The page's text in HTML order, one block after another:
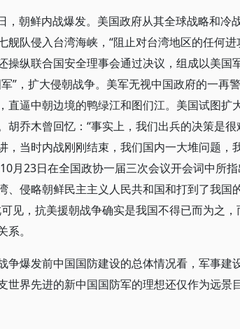
，朝鲜内战爆发。美国政府从其全球战略和冷
舰队侵入台湾海峡，“阻止对台湾地区的任何
操纵联合国安全理事会通过决议，组成以美国
”，扩大侵朝战争。美军无视中国政府的一再
直逼中朝边境的鸭绿江和图们江。美国试图扩
胡乔木曾回忆：“事实上，我们出兵的决策是
，当时内战刚刚结束，我们国内一大堆问题，
月23日在全国政协一届三次会议开会词中所
、侵略朝鲜民主主义人民共和国和打到了我国
见，抗美援朝战争确实是我国不得已而为之
。
争爆发前中国国防建设的总体情况看，军事建
世界先进的新中国国防军的理想还仅作为远景